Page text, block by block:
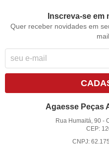
Inscreva-se em
Quer receber novidades em
Agaesse Peças
Rua Humaitá, 90 -
CEP:
CNPJ: